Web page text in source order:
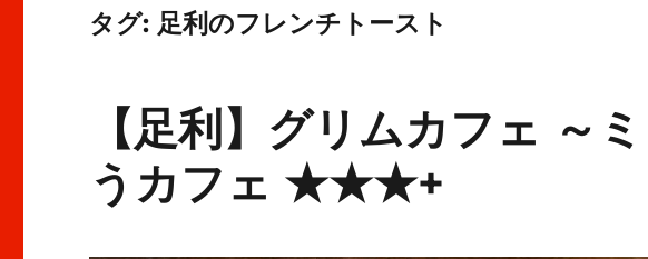
タグ: 足利のフレンチトースト
【足利】グリムカフェ ～
うカフェ ★★★+